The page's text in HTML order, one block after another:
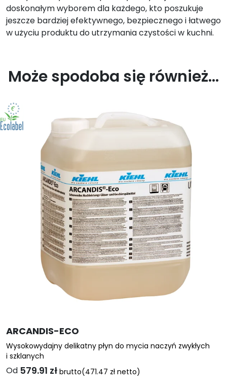
doskonałym wyborem dla każdego, kto poszukuje
jeszcze bardziej efektywnego, bezpiecznego i łatwego
w użyciu produktu do utrzymania czystości w kuchni.
Może spodoba się również…
ARCANDIS-ECO
Wysokowydajny delikatny płyn do mycia naczyń zwykłych
i szklanych
Od 579.91 zł brutto(471.47 zł netto)